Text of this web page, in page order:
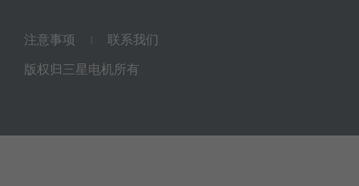
注意事项 联系我们
版权归三星电机所有